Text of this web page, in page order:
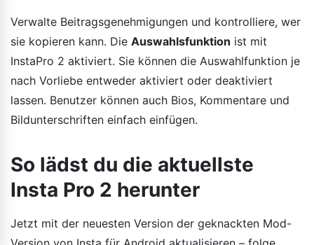
Verwalte Beitragsgenehmigungen und kontrolliere, wer
sie kopieren kann. Die Auswahlsfunktion ist mit
InstaPro 2 aktiviert. Sie können die Auswahlfunktion je
nach Vorliebe entweder aktiviert oder deaktiviert
lassen. Benutzer können auch Bios, Kommentare und
Bildunterschriften einfach einfügen.
So lädst du die aktuellste
Insta Pro 2 herunter
Jetzt mit der neuesten Version der geknackten Mod-